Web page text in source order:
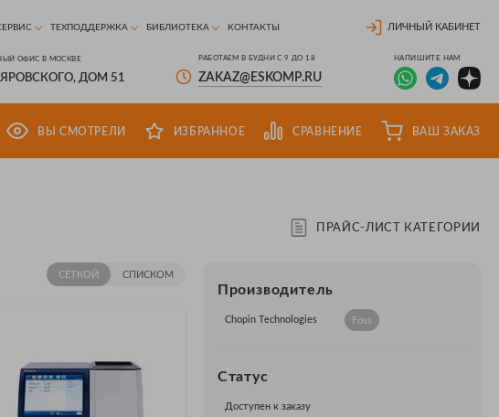
ТЕХПОДДЕРЖКА БИБЛИОТЕКА КОНТАКТЫ ЛИЧНЫЙ КАБИНЕТ
ОФИС В МОСКВЕ
ДОМ 51
РАБОТАЕМ В БУДНИ С 9 ДО 18
ZAKAZ@ESKOMP.RU
НАПИШИТЕ НАМ
ВЫ СМОТРЕЛИ ИЗБРАННОЕ СРАВНЕНИЕ ВАШ ЗАКАЗ
ПРАЙС-ЛИСТ КАТЕГОРИИ
СЕТКОЙ СПИСКОМ
Производитель
Chopin Technologies Foss
Статус
Доступен к заказу